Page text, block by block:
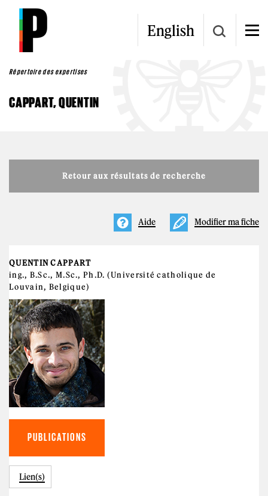
Aller au contenu principal
English
Répertoire des expertises
CAPPART, QUENTIN
Retour aux résultats de recherche
Modifier ma fiche
Aide
QUENTIN CAPPART
ing., B.Sc., M.Sc., Ph.D. (Université catholique de
Louvain, Belgique)
PUBLICATIONS
Lien(s)